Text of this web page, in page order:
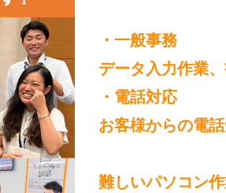
・一般事務
データ入力作業
・電話対応
お客様からの電
難しいパソコン